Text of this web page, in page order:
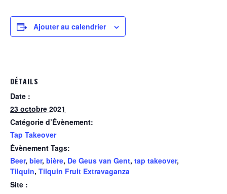
Ajouter au calendrier
DÉTAILS
Date :
23 octobre 2021
Catégorie d’Évènement:
Tap Takeover
Évènement Tags:
Beer, bier, bière, De Geus van Gent, tap takeover,
Tilquin, Tilquin Fruit Extravaganza
Site :